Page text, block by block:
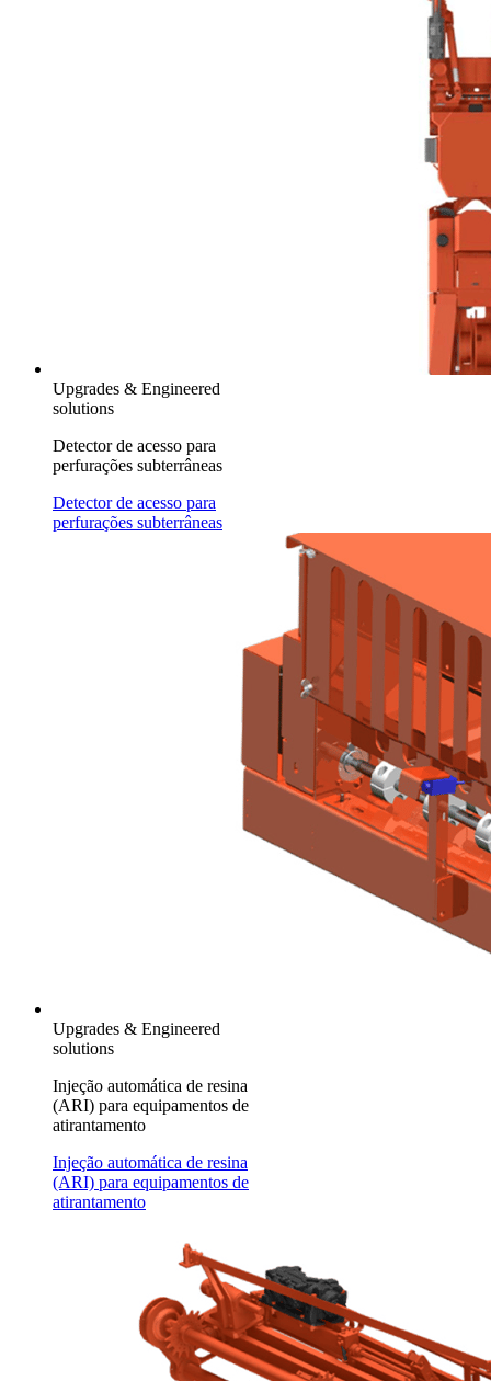
Upgrades & Engineered
solutions
Detector de acesso para
perfurações subterrâneas
Detector de acesso para
perfurações subterrâneas
Upgrades & Engineered
solutions
Injeção automática de resina
(ARI) para equipamentos de
atirantamento
Injeção automática de resina
(ARI) para equipamentos de
atirantamento